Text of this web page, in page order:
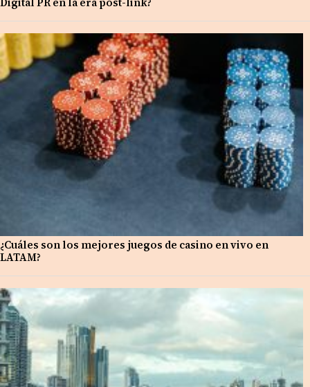
¿Cuáles son los mejores juegos de casino en vivo en
LATAM?